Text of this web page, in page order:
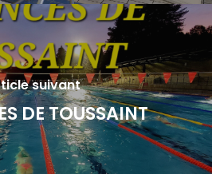
suivant
DE TOUSSAINT